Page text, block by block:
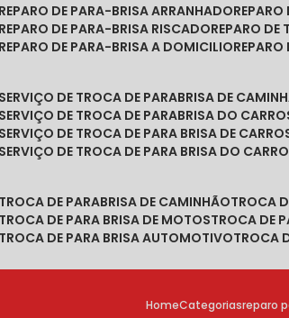
REPARO DE PARA-BRISA ARRANHADO
REPARO DE PARA-BRISA RISCADO REPARO
REPARO DE PARA-BRISA A DOMICILIO
SERVIÇO DE TROCA DE PARABRISA DE
SERVIÇO DE TROCA DE PARABRISA DO CARRO
SERVIÇO DE TROCA DE PARA BRISA DE
SERVIÇO DE TROCA DE PARA BRISA DO CARRO
TROCA DE PARABRISA DE CAMINHÃO TROCA
TROCA DE PARA BRISA DE MOTOS TROCA DE
TROCA DE PARA BRISA AUTOMOTIVO TROCA
HomeCategoriasreparo